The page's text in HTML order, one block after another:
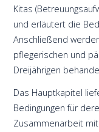
Kitas
und erläutert die
Anschließend
pflegerischen und
Dreijährigen
Das Hauptkapitel
Bedingungen für
Zusammenarbeit